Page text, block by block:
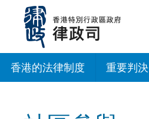
內
香港的法律制度 重要判決